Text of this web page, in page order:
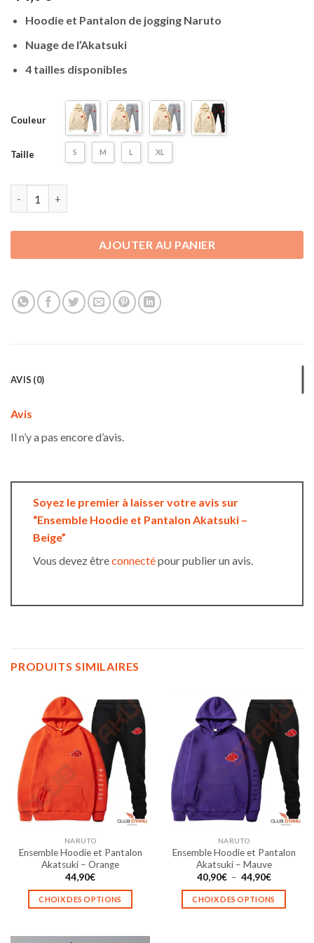
Hoodie et Pantalon de jogging Naruto
Nuage de l’Akatsuki
4 tailles disponibles
Couleur
Taille S M L XL
AJOUTER AU PANIER
AVIS (0)
Avis
Il n’y a pas encore d’avis.
Soyez le premier à laisser votre avis sur
“Ensemble Hoodie et Pantalon Akatsuki –
Beige”
Vous devez êtreconnectépour publier un avis.
PRODUITS SIMILAIRES
NARUTO
Ensemble Hoodie et Pantalon
Akatsuki – Orange
44,90€
CHOIX DES OPTIONS
NARUTO
Ensemble Hoodie et Pantalon
Akatsuki – Mauve
40,90€ – 44,90€Plage
prix :
40,90€
CHOIX DES OPTIONS